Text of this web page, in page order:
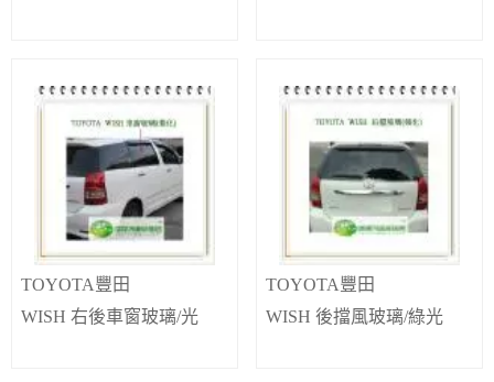
TOYOTA豐田
WISH 右後車窗玻璃/光
TOYOTA豐田
WISH 後擋風玻璃/綠光